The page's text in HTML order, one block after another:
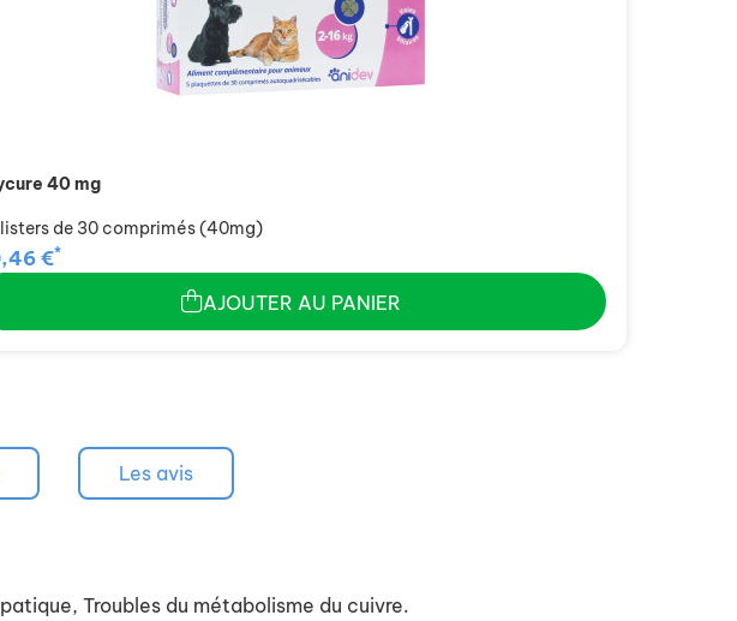
40 mg
de 30 comprimés (40mg)
€*
AJOUTER AU PANIER
Les avis
Troubles du métabolisme du cuivre.